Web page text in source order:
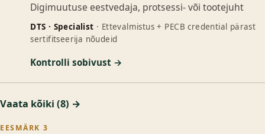
Digimuutuse eestvedaja, protsessi- või tootejuht
DTS · Specialist · Ettevalmistus + PECB credential pärast
sertifitseerija nõudeid
Kontrolli sobivust →
Vaata kõiki (8) →
EESMÄRK 3